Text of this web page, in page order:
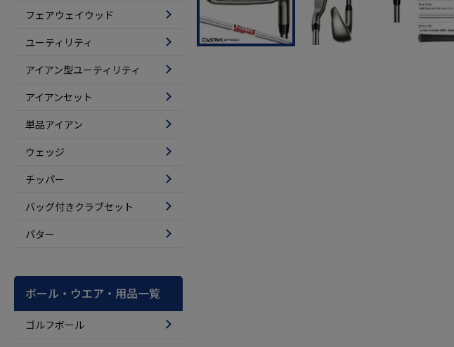
フェアウェイウッド
ユーティリティ
アイアン型ユーティリティ
アイアンセット
単品アイアン
ウェッジ
チッパー
バッグ付きクラブセット
パター
ボール・ウエア・用品一覧
ゴルフボール